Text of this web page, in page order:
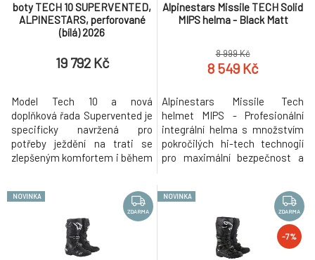
boty TECH 10 SUPERVENTED,
ALPINESTARS, perforované
(bílá) 2026
19 792 Kč
Model Tech 10 a nová
doplňková řada Supervented je
specificky navržená pro
potřeby ježdění na trati se
zlepšeným komfortem i během
"náporovými" ventilačními
otvory v oblasti holenního
protektoru a na špičce
podrážky. Obšívka je oproti
standardní verzi Tech 10 extra
Alpinestars Missile TECH Solid
MIPS helma - Black Matt
8 999 Kč
8 549 Kč
Alpinestars Missile Tech
helmet MIPS - Profesionální
integrální helma s množstvím
pokročilých hi-tech technogií
pro maximální bezpečnost a
tvaru a konstrukci poskytuje na
Enduro helmu velmi
nadstandardní ochranu. Ideální
na Downhill, BMX, freeride,
ostré enduro atd. Unikátní
NOVINKA
ZDARMA
NOVINKA
ZDARMA
-7%